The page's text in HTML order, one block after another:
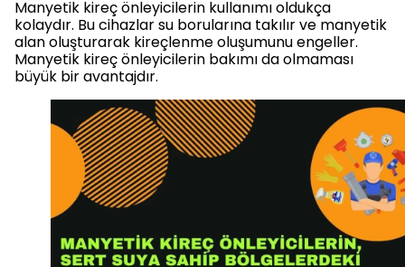
Manyetik kireç önleyicilerin kullanımı oldukça
kolaydır. Bu cihazlar su borularına takılır ve manyetik
alan oluşturarak kireçlenme oluşumunu engeller.
Manyetik kireç önleyicilerin bakımı da olmaması
büyük bir avantajdır.